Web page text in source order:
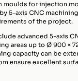
moulds for injection
5-axis CNC
of the project.
advanced 5-axis
areas up to Ø 900 ×
capacity can be
ensure excellent